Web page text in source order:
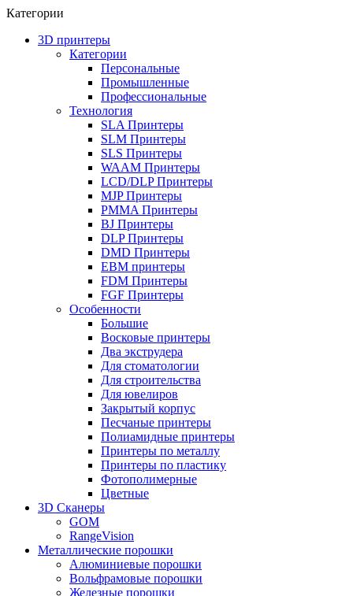
Категории
3D принтеры
Категории
Персональные
Промышленные
Профессиональные
Технология
SLA Принтеры
SLM Принтеры
SLS Принтеры
WAAM Принтеры
LCD/DLP Принтеры
MJP Принтеры
PMMA Принтеры
BJ Принтеры
DLP Принтеры
DMD Принтеры
EBM принтеры
FDM Принтеры
FGF Принтеры
Особенности
Большие
Восковые принтеры
Два экструдера
Для стоматологии
Для строительства
Для ювелиров
Закрытый корпус
Песчаные принтеры
Полиамидные принтеры
Принтеры по металлу
Принтеры по пластику
Фотополимерные
Цветные
3D Сканеры
GOM
RangeVision
Металлические порошки
Алюминиевые порошки
Вольфрамовые порошки
Железные порошки